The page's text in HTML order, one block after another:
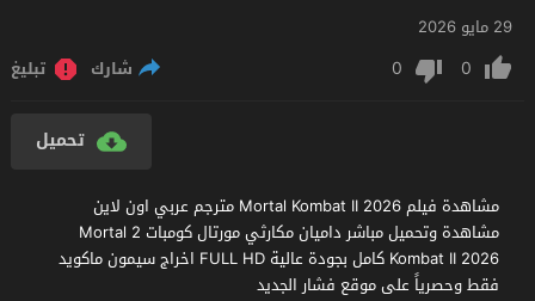
29 مايو 2026
0
0 شارك تبليغ
تحميل
مشاهدة فيلم Mortal Kombat II 2026 مترجم عربي اون لاين
مشاهدة وتحميل مباشر داميان مكارثي مورتال كومبات 2 Mortal
Kombat II 2026 كامل بجودة عالية FULL HD اخراج سيمون ماكويد
فقط وحصرياً على موقع فشار الجديد